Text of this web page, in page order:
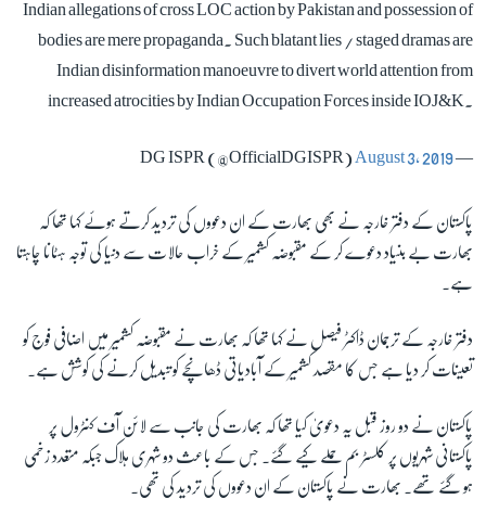
Indian allegations of cross LOC action by Pakistan and possession of
bodies are mere propaganda. Such blatant lies / staged dramas are
Indian disinformation manoeuvre to divert world attention from
increased atrocities by Indian Occupation Forces inside IOJ&K.
— DG ISPR (@OfficialDGISPR)
August 3, 2019
پاکستان کے دفتر خارجہ نے بھی بھارت کے ان دعووں کی تردید کرتے ہوئے کہا تھا کہ
بھارت بے بنیاد دعوے کر کے مقبوضہ کشمیر کے خراب حالات سے دنیا کی توجہ ہٹانا چاہتا
ہے۔
دفتر خارجہ کے ترجمان ڈاکٹر فیصل نے کہا تھا کہ بھارت نے مقبوضہ کشمیر میں اضافی فوج کو
تعینات کر دیا ہے جس کا مقصد کشمیر کے آبادیاتی ڈھانچے کو تبدیل کرنے کی کوشش ہے۔
پاکستان نے دو روز قبل یہ دعویٰ کیا تھا کہ بھارت کی جانب سے لائن آف کنٹرول پر
پاکستانی شہریوں پر کلسٹر بم حملے کیے گئے۔ جس کے باعث دو شہری ہلاک جبکہ متعدد زخمی
ہو گئے تھے۔ بھارت نے پاکستان کے ان دعووں کی تردید کی تھی۔